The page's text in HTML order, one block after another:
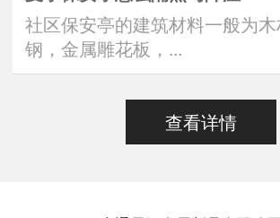
社区保安亭的建筑材料一般为
钢，金属雕花板，...
查看详情